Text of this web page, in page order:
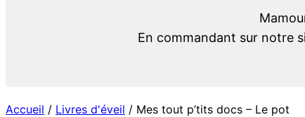
En commandant sur notre
Accueil / Livres d'éveil / Mes tout p’tits docs – Le pot